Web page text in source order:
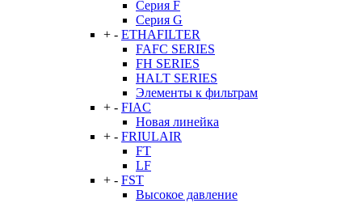
Серия F
Серия G
+ - ETHAFILTER
FAFC SERIES
FH SERIES
HALT SERIES
Элементы к фильтрам
+ - FIAC
Новая линейка
+ - FRIULAIR
FT
LF
+ - FST
Высокое давление